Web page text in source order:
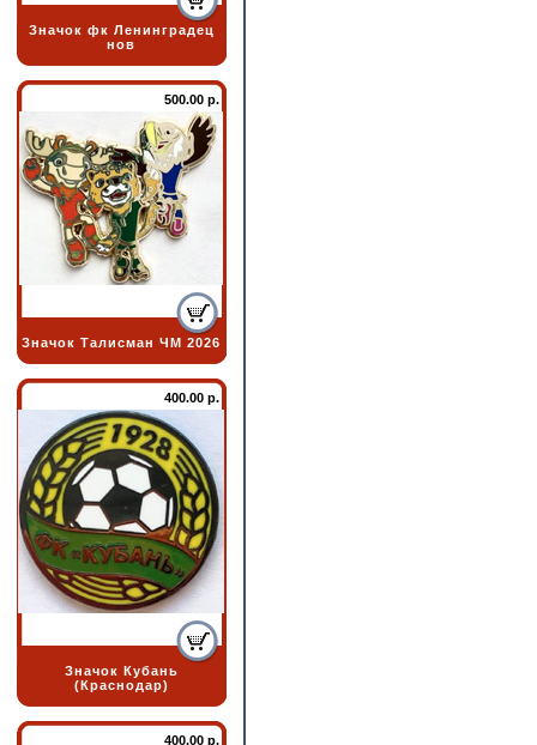
Значок фк Ленинградец
нов
500.00 р.
Значок Талисман ЧМ 2026
400.00 р.
Значок Кубань
(Краснодар)
400.00 р.